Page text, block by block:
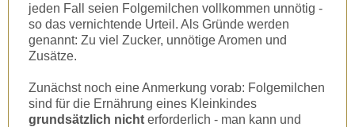
jeden Fall seien Folgemilchen vollkommen unnötig -
so das vernichtende Urteil. Als Gründe werden
genannt: Zu viel Zucker, unnötige Aromen und
Zusätze.
Zunächst noch eine Anmerkung vorab: Folgemilchen
sind für die Ernährung eines Kleinkindes
grundsätzlich nicht erforderlich - man kann und